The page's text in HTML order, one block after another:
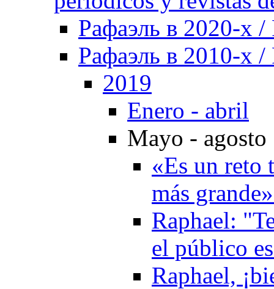
Рафаэль в 2020-х /
Рафаэль в 2010-х /
2019
Enero - abril
Mayo - agosto
«Es un reto
más
Raphael:
el público
Raphael,